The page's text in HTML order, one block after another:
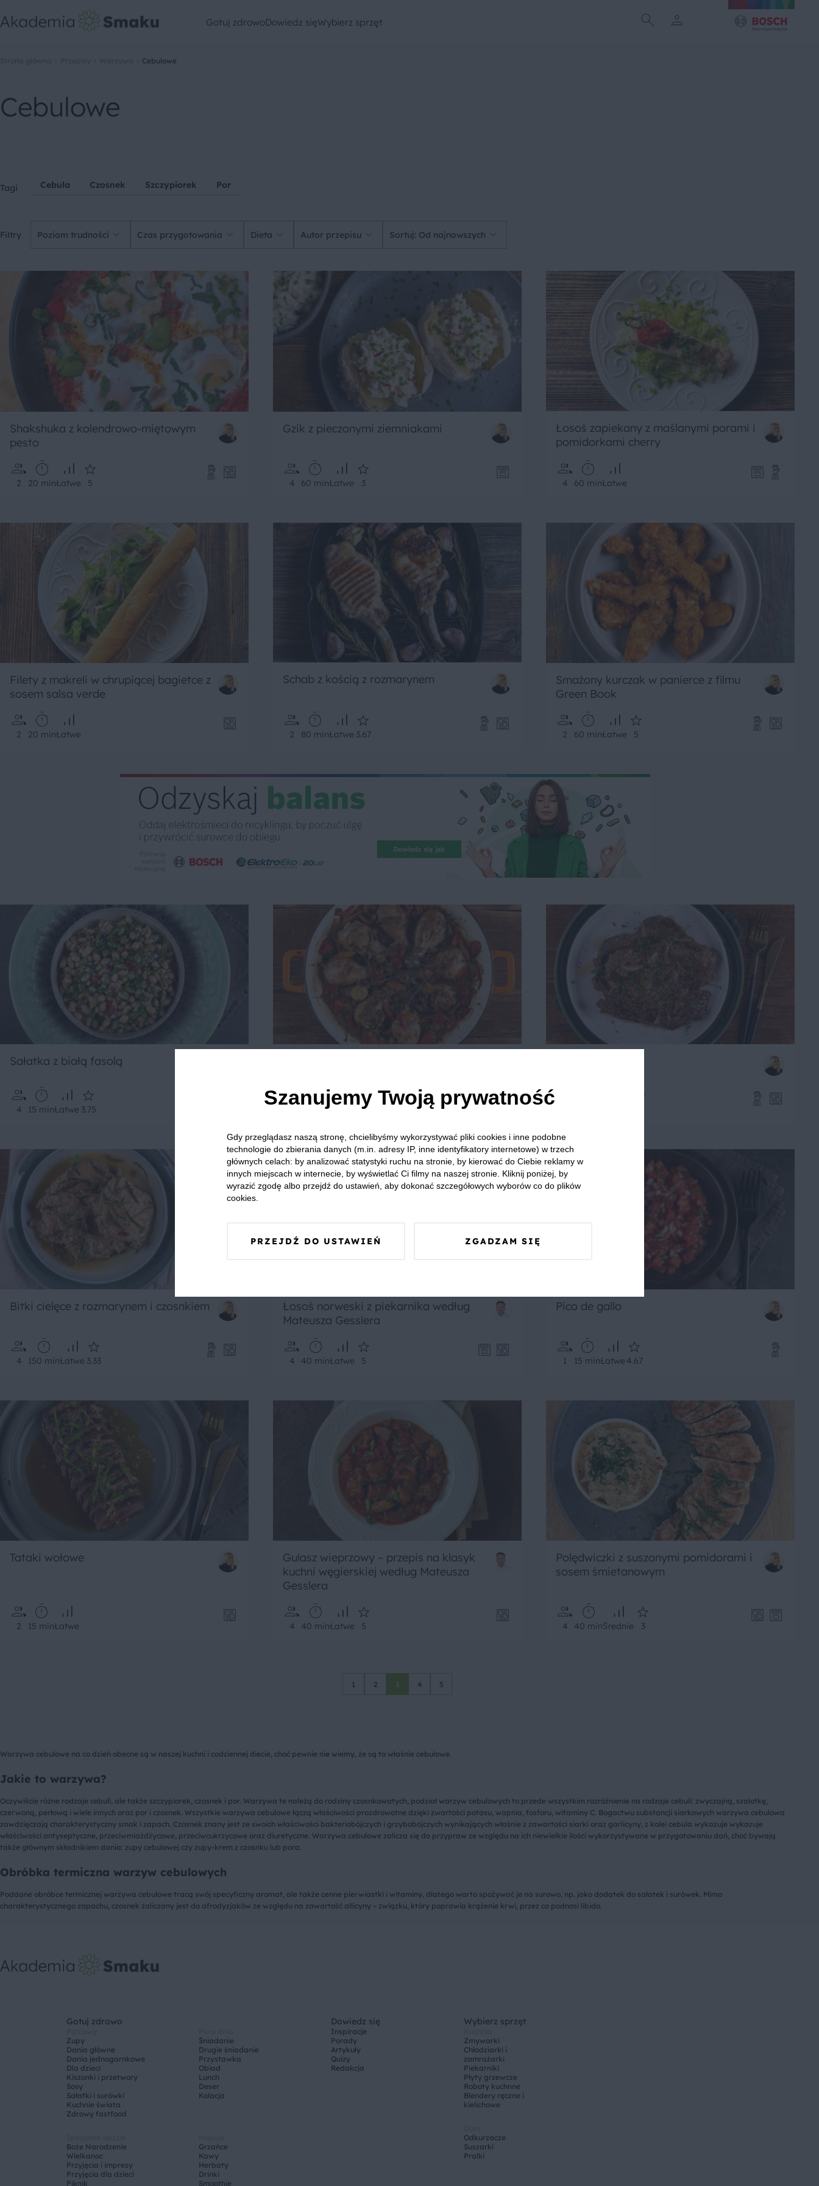
Gotuj zdrowoDowiedz sięWybierz sprzęt
Cebulowe
Cebulowe
Tagi Cebula Czosnek Szczypiorek Por
Filtry Poziom trudności Czas przygotowania Dieta Autor przepisu Sortuj: Od najnowszych
Shakshuka z kolendrowo-miętowym
pesto
2 20 minŁatwe 5
Gzik z pieczonymi ziemniakami
4 60 minŁatwe 3
Łosoś zapiekany z maślanymi porami i
pomidorkami cherry
4 60 minŁatwe
Filety z makreli w chrupiącej bagietce z
sosem salsa verde
2 20 minŁatwe
Schab z kością z rozmarynem
2 80 minŁatwe 3.67
Smażony kurczak w panierce z filmu
Green Book
2 60 minŁatwe 5
Sałatka z białą fasolą
4 15 minŁatwe 3.75 60 minŁatwe 5
Bitki cielęce z rozmarynem i czosnkiem
4 150 minŁatwe 3.33
Łosoś norweski z piekarnika według
Mateusza Gesslera
4 40 minŁatwe 5
Pico de gallo
1 15 minŁatwe 4.67
Tataki wołowe
2 15 minŁatwe
Gulasz wieprzowy – przepis na klasyk
kuchni węgierskiej według Mateusza
Gesslera
4 40 minŁatwe 5
Polędwiczki z suszonymi pomidorami i
sosem śmietanowym
4 40 minŚrednie 3
1 2 3 4 5
Warzywa cebulowe na co dzień obecne są w naszej kuchni i codziennej diecie, choć pewnie nie wiemy, że są to właśnie cebulowe.
Jakie to warzywa?
Oczywiście różne rodzaje cebuli, ale także szczypiorek, czosnek i por. Warzywa te należą do rodziny czosnkowatych, podział warzyw cebulowych to przede wszystkim rozróżnienie na rodzaje cebuli: zwyczajną, szalotkę,
czerwoną, perłową i wiele innych oraz por i czosnek. Wszystkie warzywa cebulowe łączą właściwości prozdrowotne dzięki zwartości potasu, wapnia, fosforu, witaminy C. Bogactwu substancji siarkowych warzywa cebulowa
zawdzięczają charakterystyczny smak i zapach. Czosnek znany jest ze swoich właściwości bakteriobójczych i grzybobójczych wynikających właśnie z zawartości siarki oraz garlicyny, z kolei cebula wykazuje wykazuje
właściwości antyseptyczne, przeciwmiażdżycowe, przeciwcukrzycowe oraz diuretyczne. Warzywa cebulowe zalicza się do przypraw ze względu na ich niewielkie ilości wykorzystywane w przygotowaniu dań, choć bywają
także głównym składnikiem dania: zupy cebulowej czy zupy-krem z czosnku lub pora.
Obróbka termiczna warzyw cebulowych
Poddane obróbce termicznej warzywa cebulowe tracą swój specyficzny aromat, ale także cenne pierwiastki i witaminy, dlatego warto spożywać je na surowo, np. jako dodatek do sałatek i surówek. Mimo
charakterystycznego zapachu, czosnek zaliczany jest do afrodyzjaków ze względu na zawartość allicyny – związku, który poprawia krążenie krwi, przez co podnosi libido.
Gotuj zdrowo
Zupy
Dania główne
Dania jednogarnkowe
Dla dzieci
Kiszonki i przetwory
Sosy
Sałatki i surówki
Kuchnie świata
Zdrowy fastfood
Śniadanie
Drugie śniadanie
Przystawka
Obiad
Lunch
Deser
Kolacja
Boże Narodzenie
Wielkanoc
Przyjęcia i imprezy
Przyjęcia dla dzieci
Piknik
Grzańce
Kawy
Herbaty
Drinki
Smoothie
Dowiedz się
Inspiracje
Porady
Artykuły
Quizy
Redakcja
Wybierz sprzęt
Zmywarki
Chłodziarki i
zamrażarki
Piekarniki
Płyty grzewcze
Roboty kuchnne
Blendery ręczne i
kielichowe
Odkurzacze
Suszarki
Pralki
Szanujemy Twoją prywatność
Gdy przeglądasz naszą stronę, chcielibyśmy wykorzystywać pliki cookies i inne podobne
technologie do zbierania danych (m.in. adresy IP, inne identyfikatory internetowe) w trzech
głównych celach: by analizować statystyki ruchu na stronie, by kierować do Ciebie reklamy w
innych miejscach w internecie, by wyświetlać Ci filmy na naszej stronie. Kliknij poniżej, by
wyrazić zgodę albo przejdź do ustawień, aby dokonać szczegółowych wyborów co do plików
cookies.
PRZEJDŹ DO USTAWIEŃ ZGADZAM SIĘ